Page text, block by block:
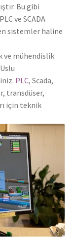
Bu gibi
ve SCADA
sistemler haline
ve mühendislik
PLC, Scada,
transdüser,
için teknik